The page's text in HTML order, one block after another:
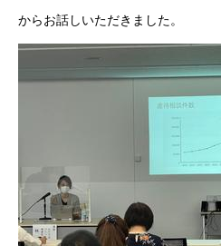
からお話しいただきました。